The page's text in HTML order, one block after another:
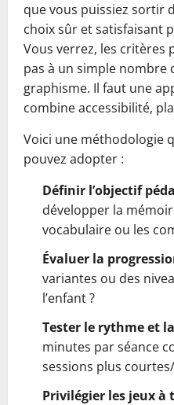
que vous puissiez sortir
choix sûr et satisfaisant
Vous verrez, les critères
pas à un simple nombre
graphisme. Il faut une
combine accessibilité,
Voici une méthodologie
pouvez adopter :
Définir l’objectif
développer la
vocabulaire ou les
Évaluer la
variantes ou des
l’enfant ?
Tester le rythme et
minutes par séance
sessions plus
Privilégier les jeux à